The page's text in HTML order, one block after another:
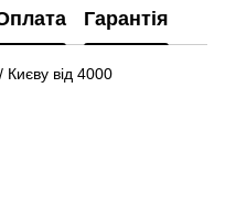
Гарантія
Києву від 4000